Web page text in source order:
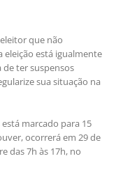
que não
eleição está igualmente
de ter suspensos
sua situação na
marcado para 15
ocorrerá em 29 de
das 7h às 17h, no